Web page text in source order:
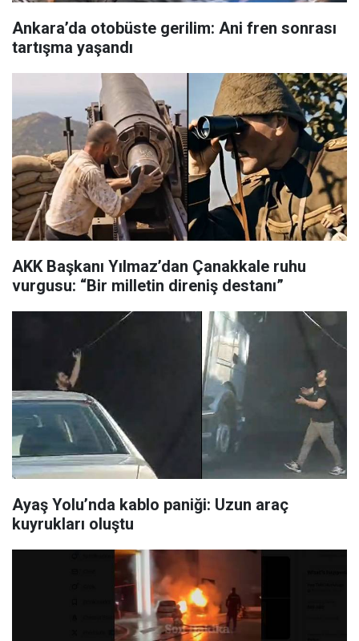
Ankara’da otobüste gerilim: Ani fren sonrası
tartışma yaşandı
AKK Başkanı Yılmaz’dan Çanakkale ruhu
vurgusu: “Bir milletin direniş destanı”
Ayaş Yolu’nda kablo paniği: Uzun araç
kuyrukları oluştu